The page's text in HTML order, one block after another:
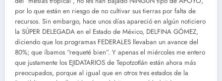
por lo que están en riesgo de no cultivar sus tierras por falta de
recursos. Sin embargo, hace unos días apareció en algún noticiero
la SÚPER DELEGADA en el Estado de México, DELFINA GÓMEZ,
diciendo que los programas FEDERALES llevaban un avance del
80%; que íbamos “requeté bien”. Y apenas el miércoles me entero
que justamente los EJIDATARIOS de Tepotzotlán están ahora más
preocupados, porque al igual que en otros tres estados de la